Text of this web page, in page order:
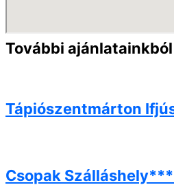
További ajánlatainkból
Tápiószentmárton
Csopak